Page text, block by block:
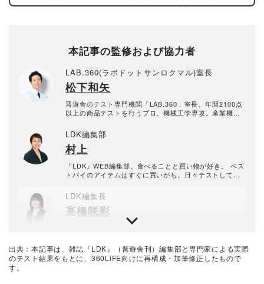
本記事の監修および協力者
LAB.360(ラボドットサンロクマル)室長
松下和矢
晋遊舎のテスト専門機関「LAB.360」室長。年間2100点
以上の商品テストを行うプロ。機械工学専攻。産業機械
を経て、民間の試験機関で多くの商品テストに従事。テ
スト方法の立案から試験デザイン、試験装置の製作、テ
スト実施まで一貫した商品テストを手がける。日用雑貨
品や家電製品が専門。テスト方法の妥当性を担保しつ
つ、誰が見ても一目で結果が分かるビジュアル性を伴う
手法を心がけている。趣味はプラモデル作り。
LDK編集部
村上
『LDK』WEB編集部。食べることと買い物が好き。 ベス
トバイのアイテムはすぐに買いがち。日々テストしてあ
LDK編集長
高橋咲彩
雑誌『LDK』を統括する自称テスト大好き人間。得意な
ップ巡りも日課。1993年生まれ。2018年に晋遊舎に入社
後、雑誌『MONOQLO』を経て、2023年『LDK』編集
長に就任。市場調査を元に特集のテーマ決めや表紙作
暮らしのおすすめベストバイ
出典：本記事は、雑誌『LDK』（晋遊舎刊）編集部と専門家による実際
のテスト結果をもとに、360LiFE向けに再構成・加筆修正したもので
す。